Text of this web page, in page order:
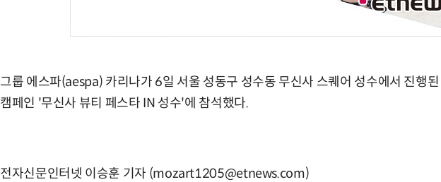
그룹 에스파(aespa) 카리나가 6일 서울 성동구 성수동 무신사 스퀘어 성수에서 진행
캠페인 '무신사 뷰티 페스타 IN 성수'에 참석했다.
전자신문인터넷 이승훈 기자 (mozart1205@etnews.com)